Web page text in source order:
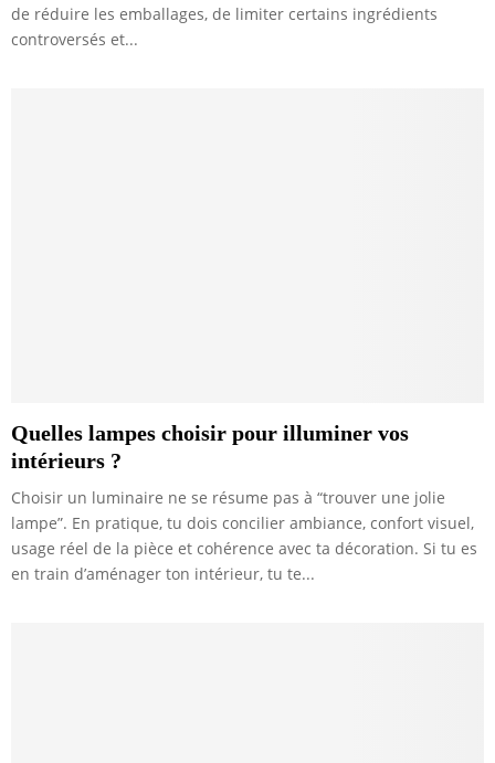
de réduire les emballages, de limiter certains ingrédients
controversés et...
Quelles lampes choisir pour illuminer vos
intérieurs ?
Choisir un luminaire ne se résume pas à “trouver une jolie
lampe”. En pratique, tu dois concilier ambiance, confort visuel,
usage réel de la pièce et cohérence avec ta décoration. Si tu es
en train d’aménager ton intérieur, tu te...